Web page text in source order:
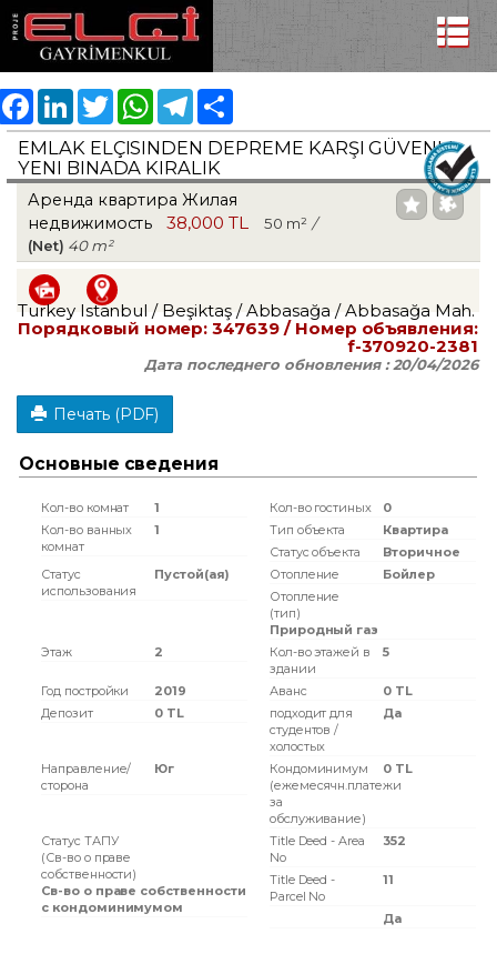
FacebookLinkedInTwitter WhatsAppTelegram
EMLAK ELÇISINDEN DEPREME KARŞI GÜVENLI,
YENI BINADA KIRALIK
Аренда квартира Жилая
недвижимость
38,000 TL 50 m² /
(Net) 40 m²
Turkey Istanbul / Beşiktaş/ Abbasağa / Abbasağa Mah.
Порядковый номер:347639 / Номер объявления:
f-370920-2381
Дата последнего обновления :20/04/2026
Печать (PDF)
Основные сведения
Кол-во комнат 1 Кол-во гостиных
0
Кол-во ванных
комнат
1 Тип объекта
Квартира
Статус объекта
Вторичное
Статус
использования
Пустой(ая) Отопление
Бойлер
Отопление
(тип)
Природный газ
Этаж
2
Кол-во этажей в
здании
5
Год постройки 2019 Аванс
0 TL
Депозит
0 TL
подходит для
студентов /
холостых
Да
Направление/
сторона
Юг
Кондоминимум
(ежемесячн.платежи
за
обслуживание)
0 TL
Статус ТАПУ
(Св-во о праве
собственности)
Св-во о праве собственности
с кондоминимумом
Title Deed - Area
No
352
Title Deed -
Parcel No
11
Да